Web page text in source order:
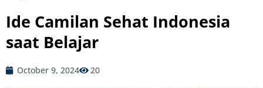
Ide Camilan Sehat Indonesia
saat Belajar
October 9, 2024 20